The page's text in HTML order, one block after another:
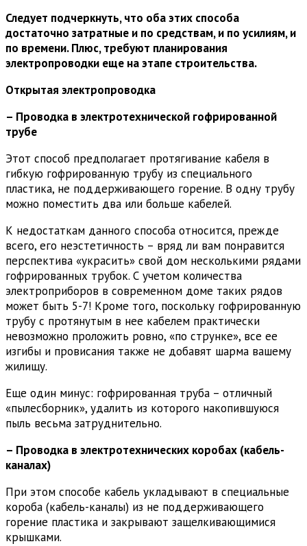
Следует подчеркнуть, что оба этих способа
достаточно затратные и по средствам, и по усилиям, и
по времени. Плюс, требуют планирования
электропроводки еще на этапе строительства.
Открытая электропроводка
– Проводка в электротехнической гофрированной
трубе
Этот способ предполагает протягивание кабеля в
гибкую гофрированную трубу из специального
пластика, не поддерживающего горение. В одну трубу
можно поместить два или больше кабелей.
К недостаткам данного способа относится, прежде
всего, его неэстетичность – вряд ли вам понравится
перспектива «украсить» свой дом несколькими рядами
гофрированных трубок. С учетом количества
электроприборов в современном доме таких рядов
может быть 5-7! Кроме того, поскольку гофрированную
трубу с протянутым в нее кабелем практически
невозможно проложить ровно, «по струнке», все ее
изгибы и провисания также не добавят шарма вашему
жилищу.
Еще один минус: гофрированная труба – отличный
«пылесборник», удалить из которого накопившуюся
пыль весьма затруднительно.
– Проводка в электротехнических коробах (кабель-
каналах)
При этом способе кабель укладывают в специальные
короба (кабель-каналы) из не поддерживающего
горение пластика и закрывают защелкивающимися
крышками.